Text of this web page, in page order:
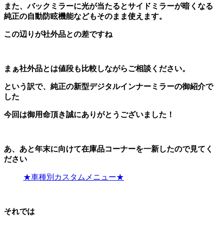
また、バックミラーに光が当たるとサイドミラーが暗くなる
純正の自動防眩機能などもそのまま使えます。
この辺りが社外品との差ですね
まぁ社外品とは値段も比較しながらご相談ください。
という訳で、純正の新型デジタルインナーミラーの御紹介で
した
今回は御用命頂き誠にありがとうございました！
あ、あと年末に向けて在庫品コーナーを一新したので見てく
ださい
★車種別カスタムメニュー★
それでは